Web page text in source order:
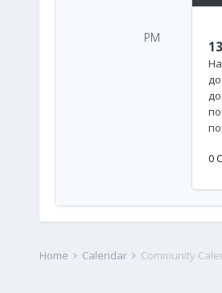
PM
0
Home Calendar Community